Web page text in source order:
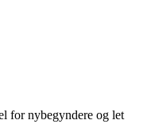
for nybegyndere og let